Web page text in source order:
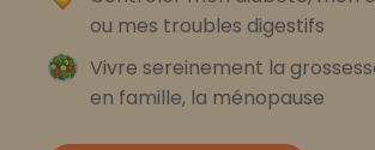
ou mes troubles digestifs
Vivre sereinement la
en famille, la ménopause